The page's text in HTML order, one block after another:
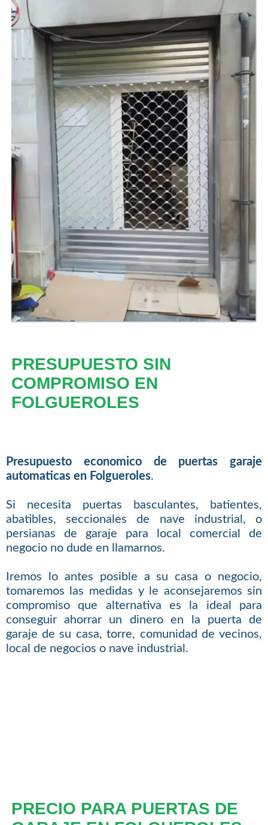
PRESUPUESTO SIN
COMPROMISO EN
FOLGUEROLES
Presupuesto economico de puertas garaje
automaticas en Folgueroles.
Si necesita puertas basculantes, batientes,
abatibles, seccionales de nave industrial, o
persianas de garaje para local comercial de
negocio no dude en llamarnos.
Iremos lo antes posible a su casa o negocio,
tomaremos las medidas y le aconsejaremos sin
compromiso que alternativa es la ideal para
conseguir ahorrar un dinero en la puerta de
garaje de su casa, torre, comunidad de vecinos,
local de negocios o nave industrial.
PRECIO PARA PUERTAS DE